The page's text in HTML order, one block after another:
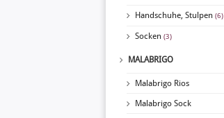
Handschuhe, Stulpen (6)
Socken (3)
MALABRIGO
Malabrigo Rios
Malabrigo Sock